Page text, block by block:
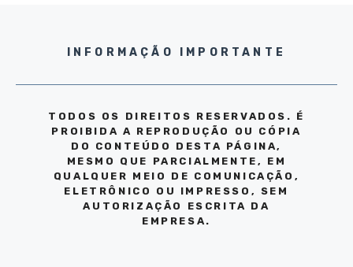
INFORMAÇÃO IMPORTANTE
TODOS OS DIREITOS RESERVADOS. É
PROIBIDA A REPRODUÇÃO OU CÓPIA
DO CONTEÚDO DESTA PÁGINA,
MESMO QUE PARCIALMENTE, EM
QUALQUER MEIO DE COMUNICAÇÃO,
ELETRÔNICO OU IMPRESSO, SEM
AUTORIZAÇÃO ESCRITA DA
EMPRESA.